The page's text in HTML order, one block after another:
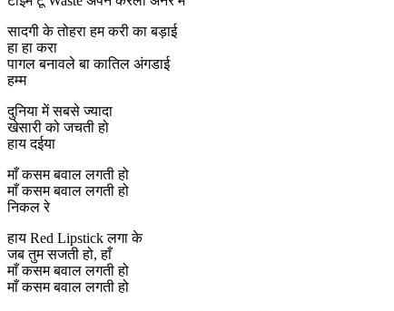
सादगी के तोहरा हम करी का बड़ाई
हा हा करा
पागल बनावले बा कातिल अंगडाई
हम्म
दुनिया में सबसे ज्यादा
खेसारी को जचती हो
हाय दईया
माँ कसम बवाल लगती हो
माँ कसम बवाल लगती हो
निकल रे
हाय Red Lipstick लगा के
जब तुम सजती हो, हाँ
माँ कसम बवाल लगती हो
माँ कसम बवाल लगती हो